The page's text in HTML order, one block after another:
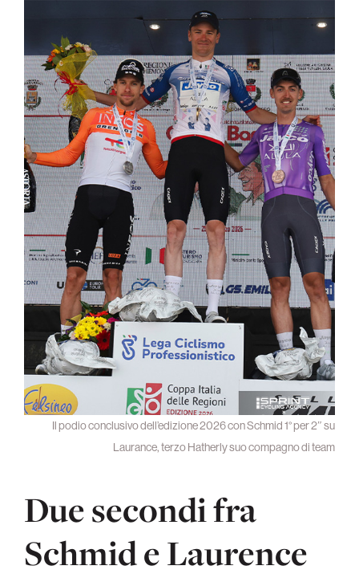
Il podio conclusivo dell’edizione 2026 con Schmid 1° per 2″ su
Laurance, terzo Hatherly suo compagno di team
Due secondi fra
Schmid e Laurence